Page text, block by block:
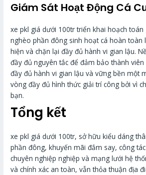
Giám Sát Hoạt Động Cá
xe pkl giá dưới 100tr triển khai hoạch
nghèo phần đông sinh hoạt cá hoàn toàn
hiện và chặn lại đầy đủ hành vi gian lậu.
đầy đủ nguyên tắc để đảm bảo thành viên
đầy đủ hành vi gian lậu và vững bền một
vòng đầy đủ hình thức giải trí công bởi vì
bạn.
Tổng kết
xe pkl giá dưới 100tr, sở hữu kiểu dáng
phần đông, khuyến mãi đắm say, công
chuyên nghiệp nghiệp và mạng lưới hệ
và chính xác an toàn, vẫn thỏa thuận địa